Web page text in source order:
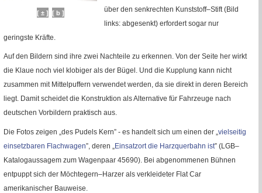
[ ± ] [ b ]
über den senkrechten Kunststoff–Stift (Bild
links: abgesenkt) erfordert sogar nur
geringste Kräfte.
Auf den Bildern sind ihre zwei Nachteile zu erkennen. Von der Seite her wirkt
die Klaue noch viel klobiger als der Bügel. Und die Kupplung kann nicht
zusammen mit Mittelpuffern verwendet werden, da sie direkt in deren Bereich
liegt. Damit scheidet die Konstruktion als Alternative für Fahrzeuge nach
deutschen Vorbildern praktisch aus.
Die Fotos zeigen „des Pudels Kern” - es handelt sich um einen der „ vielseitig
einsetzbaren Flachwagen”, deren „ Einsatzort die Harzquerbahn ist” (LGB–
Katalogaussagem zum Wagenpaar 45690). Bei abgenommenen Bühnen
entpuppt sich der Möchtegern–Harzer als verkleideter Flat Car
amerikanischer Bauweise.